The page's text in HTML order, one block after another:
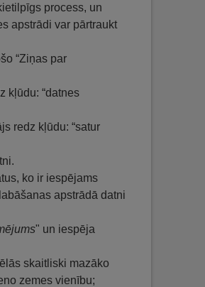
process, un
apstrādi var pārtraukt
“Ziņas par
kļūdu: “datnes
redz kļūdu: “satur
ko ir iespējams
apstrādā datni
" un iespēja
skaitliski mazāko
zemes vienību;